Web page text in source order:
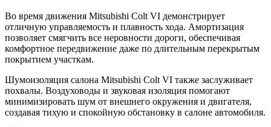
Во время движения Mitsubishi Colt VI демонстрирует
отличную управляемость и плавность хода. Амортизация
позволяет смягчить все неровности дороги, обеспечивая
комфортное передвижение даже по длительным перекрытым
покрытием участкам.
Шумоизоляция салона Mitsubishi Colt VI также заслуживает
похвалы. Воздуховоды и звуковая изоляция помогают
минимизировать шум от внешнего окружения и двигателя,
создавая тихую и спокойную обстановку в салоне автомобиля.